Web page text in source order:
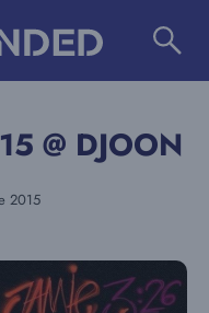
@ DJOON
2015